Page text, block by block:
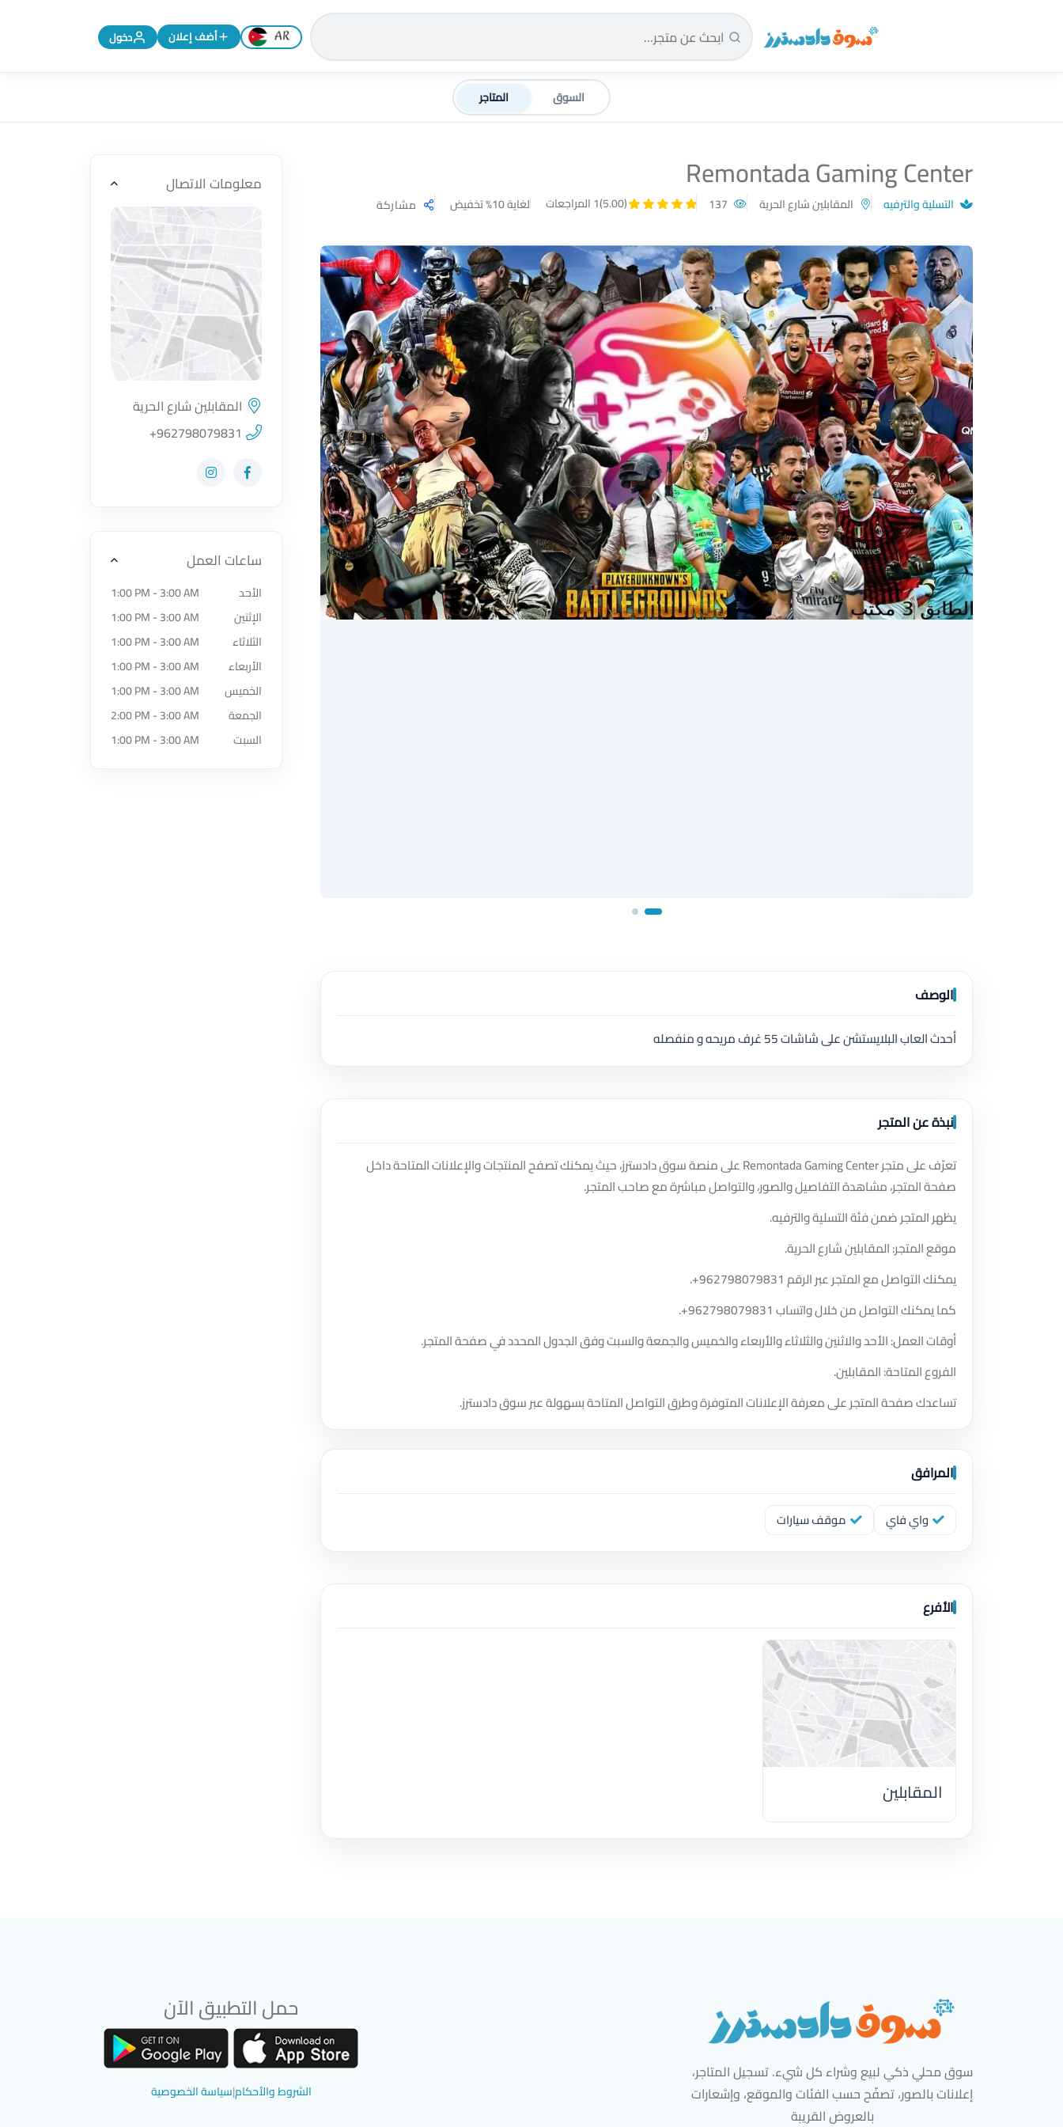
سوق دادسترز الرئيسية تغيير اللغة إلى الإنجليزية
أضف إعلان دخول
السوق المتاجر
Remontada Gaming Center
التسلية والترفيه المقابلين شارع الحرية (5.00) 1 المراجعات لغاية 10% تخفيض مشاركة
الوصف
أحدث العاب البلايستشن على شاشات 55 غرف مريحه و منفصله
نبذة عن المتجر
تعرّف على متجر Remontada Gaming Center على منصة سوق دادسترز، حيث يمكنك تصفح المنتجات والإعلانات المتاحة داخل
صفحة المتجر، مشاهدة التفاصيل والصور، والتواصل مباشرة مع صاحب المتجر.
يظهر المتجر ضمن فئة التسلية والترفيه.
موقع المتجر: المقابلين شارع الحرية.
يمكنك التواصل مع المتجر عبر الرقم +962798079831
.
كما يمكنك التواصل من خلال واتساب +962798079831
.
أوقات العمل: الأحد والاثنين والثلاثاء والأربعاء والخميس والجمعة والسبت وفق الجدول المحدد في صفحة المتجر.
الفروع المتاحة: المقابلين.
تساعدك صفحة المتجر على معرفة الإعلانات المتوفرة وطرق التواصل المتاحة بسهولة عبر سوق دادسترز.
المرافق
واي فاي موقف سيارات
الأفرع
المقابلين
معلومات الاتصال
اضغط لتحميل الموقع
المقابلين شارع الحرية
+962798079831
زيارة حساب المتجر على Facebook-f
زيارة حساب المتجر على Instagram
ساعات العمل
الأحد
1:00 PM - 3:00 AM
الإثنين
1:00 PM - 3:00 AM
الثلاثاء
1:00 PM - 3:00 AM
الأربعاء
1:00 PM - 3:00 AM
الخميس
1:00 PM - 3:00 AM
الجمعة
2:00 PM - 3:00 AM
السبت
1:00 PM - 3:00 AM
سوق محلي ذكي لبيع وشراء كل شيء. تسجيل المتاجر،
إعلانات بالصور، تصفّح حسب الفئات والموقع، وإشعارات
بالعروض القريبة
حمل التطبيق الآن
الشروط والأحكام|سياسة الخصوصية